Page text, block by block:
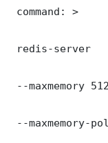
command: >
redis-server
--maxmemory
--maxmemory-